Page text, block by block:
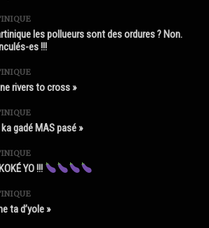
les pollueurs sont des ordures ? Non.
es !!!
rivers to cross »
gadé MAS pasé »
YO !!!
ta d’yole »